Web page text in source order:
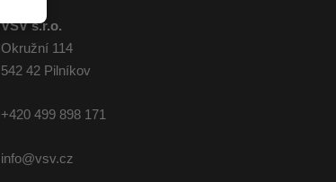
VSV s.r.o.
Okružní 114
542 42 Pilníkov
+420 499 898 171
info@vsv.cz